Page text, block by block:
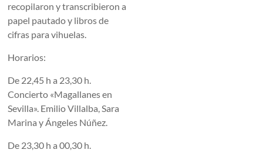
recopilaron y transcribieron a
papel pautado y libros de
cifras para vihuelas.
Horarios:
De 22,45 h a 23,30 h.
Concierto «Magallanes en
Sevilla». Emilio Villalba, Sara
Marina y Ángeles Núñez.
De 23,30 h a 00,30 h.